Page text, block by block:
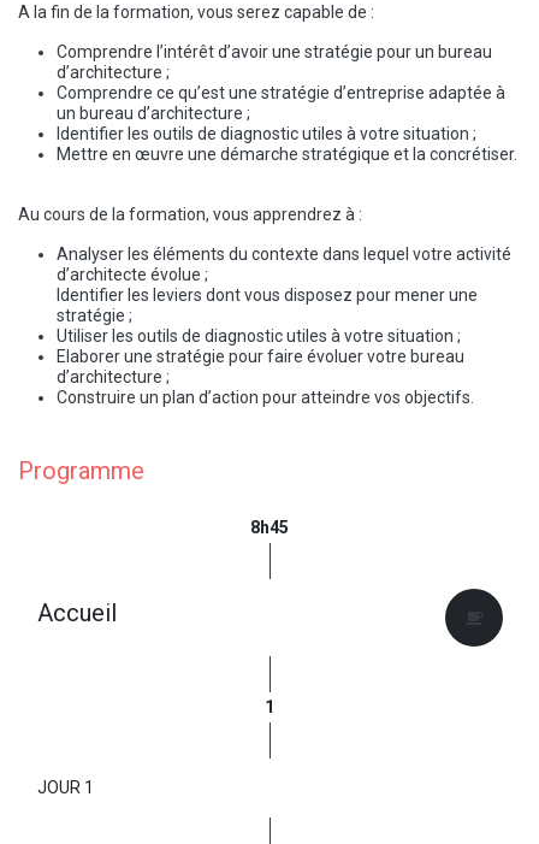
A la fin de la formation, vous serez capable de :
Comprendre l’intérêt d’avoir une stratégie pour un bureau
d’architecture ;
Comprendre ce qu’est une stratégie d’entreprise adaptée à
un bureau d’architecture ;
Identifier les outils de diagnostic utiles à votre situation ;
Mettre en œuvre une démarche stratégique et la concrétiser.
Au cours de la formation, vous apprendrez à :
Analyser les éléments du contexte dans lequel votre activité
d’architecte évolue ;
Identifier les leviers dont vous disposez pour mener une
stratégie ;
Utiliser les outils de diagnostic utiles à votre situation ;
Elaborer une stratégie pour faire évoluer votre bureau
d’architecture ;
Construire un plan d’action pour atteindre vos objectifs.
Programme
8h45
Accueil
1
JOUR 1